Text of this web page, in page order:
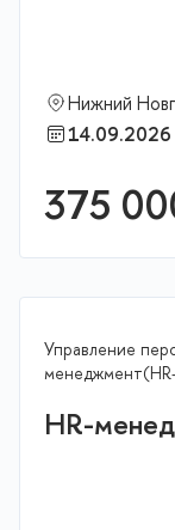
Нижний
14.09.2026
375
Управление
HR-